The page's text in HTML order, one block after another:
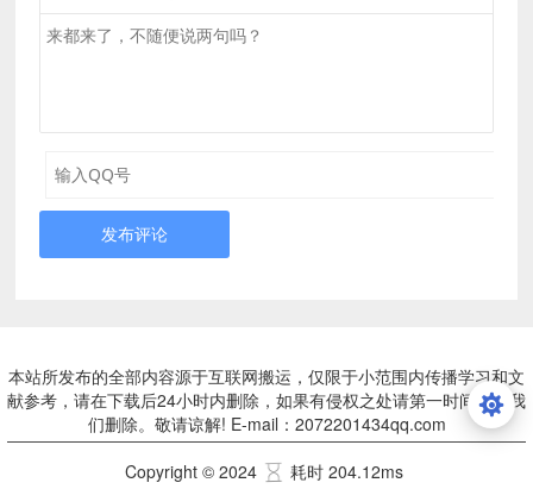
发布评论
本站所发布的全部内容源于互联网搬运，仅限于小范围内传播学习和文
献参考，请在下载后24小时内删除，如果有侵权之处请第一时间联系我
们删除。敬请谅解! E-mail：2072201434qq.com
Copyright © 2024 耗时 204.12ms